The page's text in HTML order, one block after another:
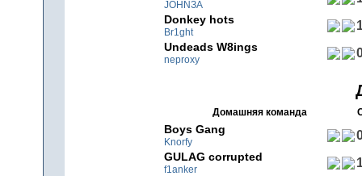
JOHNЗA
Donkey hots
Br1ght
Undeads W8ings
neproxy
Домашняя команда
Boys Gang
Knorfy
GULAG corrupted
f1anker